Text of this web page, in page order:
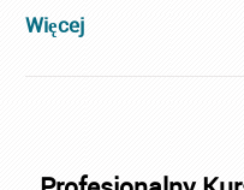
Więcej